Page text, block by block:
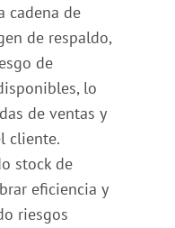
cadena de
de respaldo,
de
lo
de ventas y
cliente.
stock de
eficiencia y
riesgos